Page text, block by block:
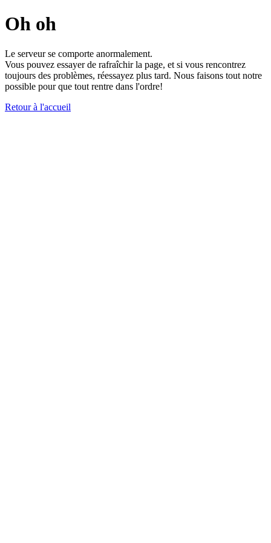
Oh oh
Le serveur se comporte anormalement.
Vous pouvez essayer de rafraîchir la page, et si vous rencontrez
toujours des problèmes, réessayez plus tard. Nous faisons tout notre
possible pour que tout rentre dans l'ordre!
Retour à l'accueil